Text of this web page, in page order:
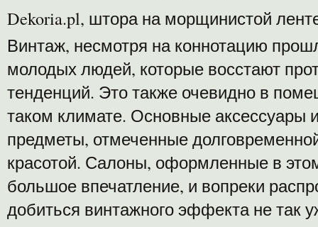
Dekoria.pl, штора на морщинистой
Винтаж, несмотря на коннотацию
молодых людей, которые восстают
тенденций. Это также очевидно в
таком климате. Основные аксессуары
предметы, отмеченные
красотой. Салоны, оформленные в
большое впечатление, и вопреки
добиться винтажного эффекта не так